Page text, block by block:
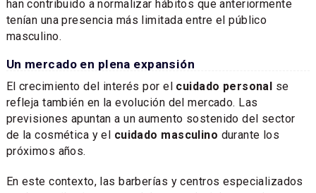
han contribuido a normalizar hábitos que anteriormente
tenían una presencia más limitada entre el público
masculino.
Un mercado en plena expansión
El crecimiento del interés por el cuidado personal se
refleja también en la evolución del mercado. Las
previsiones apuntan a un aumento sostenido del sector
de la cosmética y el cuidado masculino durante los
próximos años.
En este contexto, las barberías y centros especializados